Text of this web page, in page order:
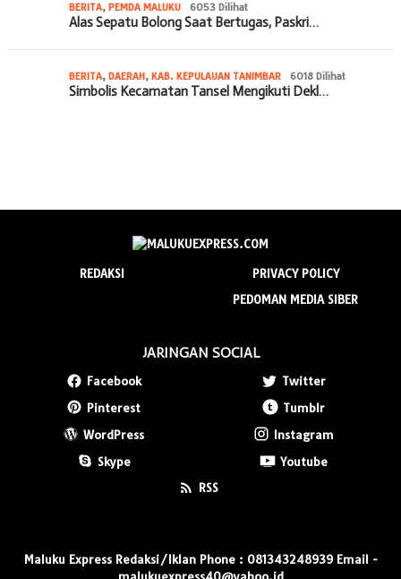
BERITA, PEMDA MALUKU 6053 Dilihat
Alas Sepatu Bolong Saat Bertugas, Paskri…
BERITA, DAERAH, KAB. KEPULAUAN TANIMBAR 6018 Dilihat
Simbolis Kecamatan Tansel Mengikuti Dekl…
REDAKSI
PRIVACY POLICY
PEDOMAN MEDIA SIBER
JARINGAN SOCIAL
Facebook
Twitter
Pinterest
Tumblr
WordPress
Instagram
Skype
Youtube
RSS
Maluku Express Redaksi/Iklan Phone : 081343248939 Email -